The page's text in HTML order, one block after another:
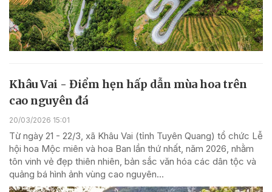
Khâu Vai - Điểm hẹn hấp dẫn mùa hoa trên
cao nguyên đá
20/03/2026 15:01
Từ ngày 21 - 22/3, xã Khâu Vai (tỉnh Tuyên Quang) tổ chức Lễ
hội hoa Mộc miên và hoa Ban lần thứ nhất, năm 2026, nhằm
tôn vinh vẻ đẹp thiên nhiên, bản sắc văn hóa các dân tộc và
quảng bá hình ảnh vùng cao nguyên...